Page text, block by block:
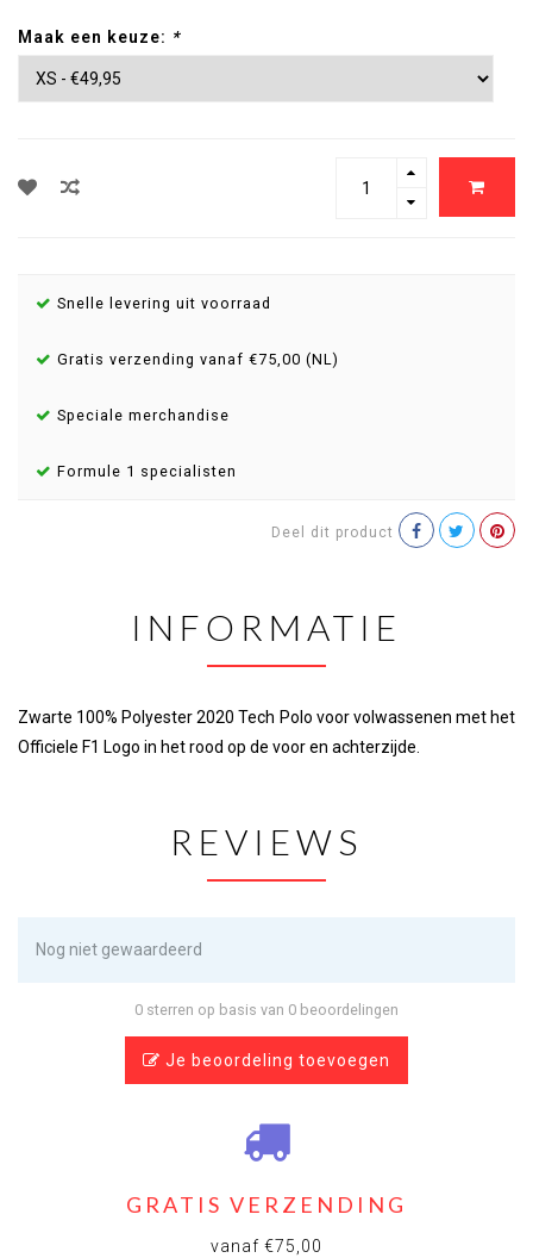
Maak een keuze: *
Snelle levering uit voorraad
Gratis verzending vanaf €75,00 (NL)
Speciale merchandise
Formule 1 specialisten
Deel dit product
INFORMATIE
Zwarte 100% Polyester 2020 Tech Polo voor volwassenen met het
Officiele F1 Logo in het rood op de voor en achterzijde.
REVIEWS
Nog niet gewaardeerd
0 sterren op basis van 0 beoordelingen
Je beoordeling toevoegen
GRATIS VERZENDING
vanaf €75,00